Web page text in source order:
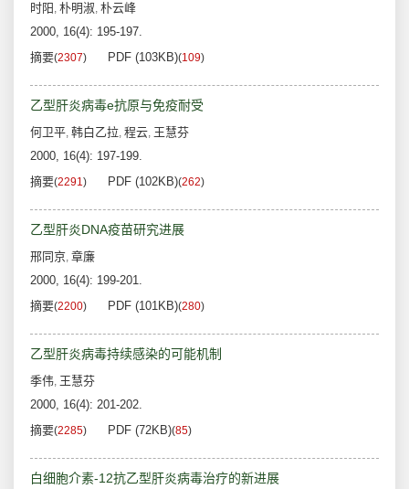
时阳 , 朴明淑, 朴云峰
2000, 16(4): 195-197.
摘要(2307) PDF (103KB)(109)
乙型肝炎病毒e抗原与免疫耐受
何卫平, 韩白乙拉, 程云, 王慧芬
2000, 16(4): 197-199.
摘要(2291) PDF (102KB)(262)
乙型肝炎DNA疫苗研究进展
邢同京, 章廉
2000, 16(4): 199-201.
摘要(2200) PDF (101KB)(280)
乙型肝炎病毒持续感染的可能机制
季伟, 王慧芬
2000, 16(4): 201-202.
摘要(2285) PDF (72KB)(85)
白细胞介素-12抗乙型肝炎病毒治疗的新进展